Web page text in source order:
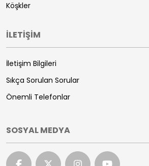
Köşkler
İLETİŞİM
İletişim Bilgileri
Sıkça Sorulan Sorular
Önemli Telefonlar
SOSYAL MEDYA